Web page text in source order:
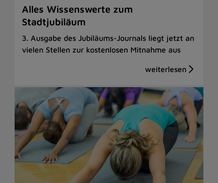
Alles Wissenswerte zum
Stadtjubiläum
3. Ausgabe des Jubiläums-Journals liegt jetzt an
vielen Stellen zur kostenlosen Mitnahme aus